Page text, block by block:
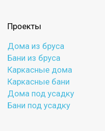
Проекты
Дома из бруса
Бани из бруса
Каркасные дома
Каркасные бани
Дома под усадку
Бани под усадку